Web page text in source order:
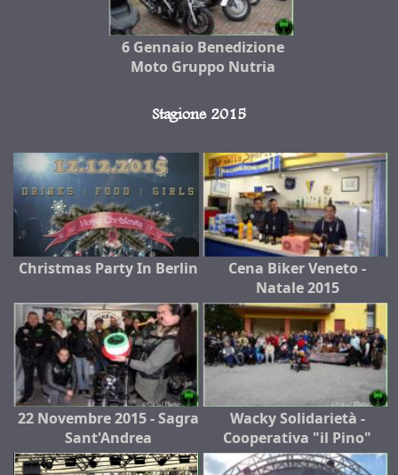
6 Gennaio Benedizione
Moto Gruppo Nutria
Stagione 2015
Christmas Party In Berlin
Cena Biker Veneto -
Natale 2015
22 Novembre 2015 - Sagra
Sant'Andrea
Wacky Solidarietà -
Cooperativa "il Pino"